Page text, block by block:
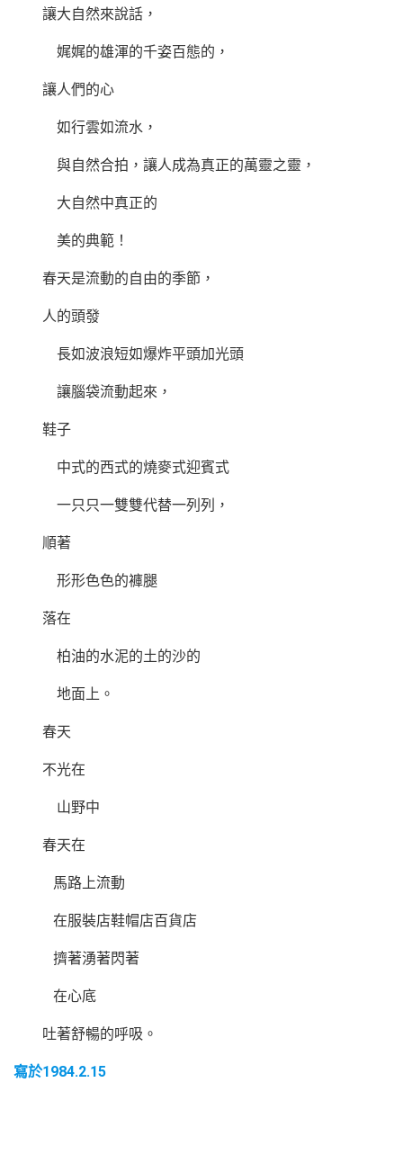
讓大自然來說話，
娓娓的雄渾的千姿百態的，
讓人們的心
如行雲如流水，
與自然合拍，讓人成為真正的萬靈之靈，
大自然中真正的
美的典範！
春天是流動的自由的季節，
人的頭發
長如波浪短如爆炸平頭加光頭
讓腦袋流動起來，
鞋子
中式的西式的燒麥式迎賓式
一只只一雙雙代替一列列，
順著
形形色色的褲腿
落在
柏油的水泥的土的沙的
地面上。
春天
不光在
山野中
春天在
馬路上流動
在服裝店鞋帽店百貨店
擠著湧著閃著
在心底
吐著舒暢的呼吸。
寫於1984.2.15